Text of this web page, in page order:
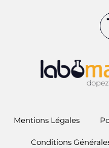
Mentions Légales
Conditions